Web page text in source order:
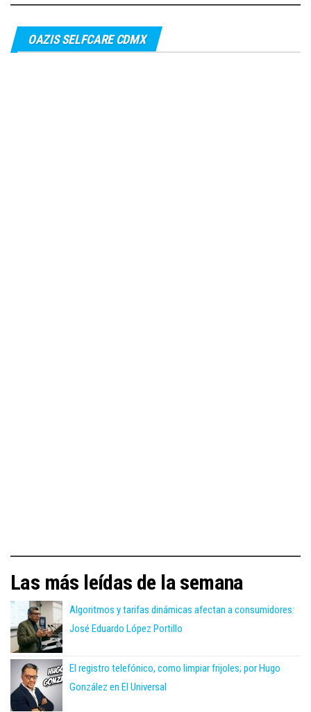
OAZIS SELFCARE CDMX
Las más leídas de la semana
Algoritmos y tarifas dinámicas afectan a consumidores:
José Eduardo López Portillo
El registro telefónico, como limpiar frijoles; por Hugo
González en El Universal